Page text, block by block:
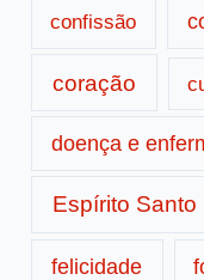
confissão
coração
doença e
Espírito Santo
felicidade